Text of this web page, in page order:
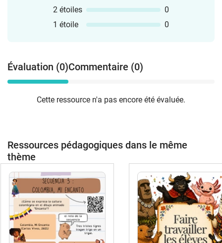
2 étoiles
0
1 étoile
0
Évaluation (0)Commentaire (0)
Cette ressource n'a pas encore été évaluée.
Ressources pédagogiques dans le même
thème